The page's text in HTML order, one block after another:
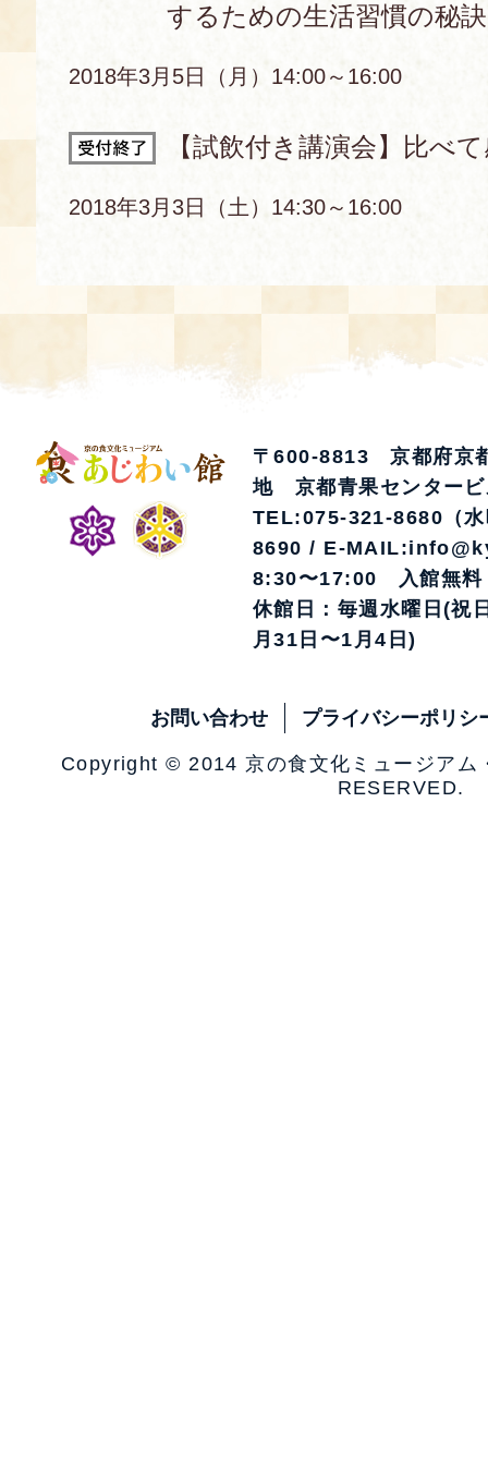
するための生活習慣の秘訣
2018年3月5日（月）14:00～16:00
【試飲付き講演会】比べ
2018年3月3日（土）14:30～16:00
〒600-8813 京都府京
地 京都青果センタービ
TEL:075-321-8680（
8690 / E-
8:30〜17:00 入館無料
休館日：毎週水曜日(祝
月31日〜1月4日)
お問い合わせ プライバシーポリシ
Copyright © 2014 京の食文化ミュージア
RESERVED.